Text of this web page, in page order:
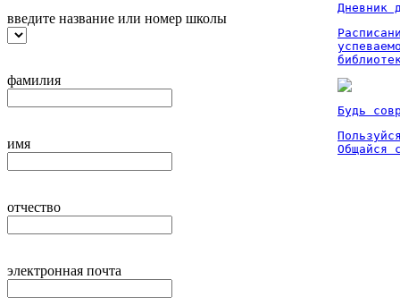
введите название или номер школы
фамилия
имя
отчество
электронная почта
Дневник
Будь
Общайся